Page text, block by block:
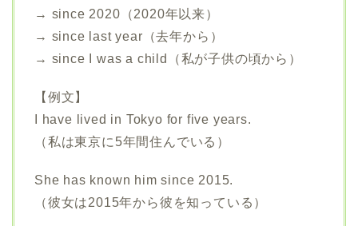
→ since 2020（2020年以来）
→ since last year（去年から）
→ since I was a child（私が子供の頃から）
【例文】
I have lived in Tokyo for five years.
（私は東京に5年間住んでいる）
She has known him since 2015.
（彼女は2015年から彼を知っている）